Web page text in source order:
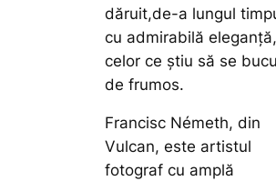
dăruit,de-a lungul
cu admirabilă eleganță,
celor ce știu să se
de frumos.
Francisc Németh, din
Vulcan, este artistul
fotograf cu amplă